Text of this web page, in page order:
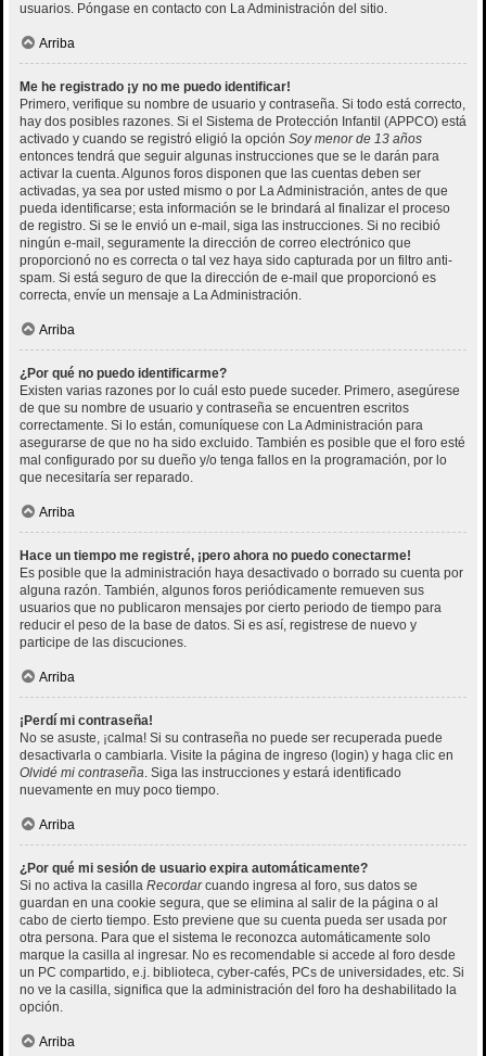
usuarios. Póngase en contacto con La Administración del sitio.
Arriba
Me he registrado ¡y no me puedo identificar!
Primero, verifique su nombre de usuario y contraseña. Si todo está correcto,
hay dos posibles razones. Si el Sistema de Protección Infantil (APPCO) está
activado y cuando se registró eligió la opción Soy menor de 13 años
entonces tendrá que seguir algunas instrucciones que se le darán para
activar la cuenta. Algunos foros disponen que las cuentas deben ser
activadas, ya sea por usted mismo o por La Administración, antes de que
pueda identificarse; esta información se le brindará al finalizar el proceso
de registro. Si se le envió un e-mail, siga las instrucciones. Si no recibió
ningún e-mail, seguramente la dirección de correo electrónico que
proporcionó no es correcta o tal vez haya sido capturada por un filtro anti-
spam. Si está seguro de que la dirección de e-mail que proporcionó es
correcta, envíe un mensaje a La Administración.
Arriba
¿Por qué no puedo identificarme?
Existen varias razones por lo cuál esto puede suceder. Primero, asegúrese
de que su nombre de usuario y contraseña se encuentren escritos
correctamente. Si lo están, comuníquese con La Administración para
asegurarse de que no ha sido excluido. También es posible que el foro esté
mal configurado por su dueño y/o tenga fallos en la programación, por lo
que necesitaría ser reparado.
Arriba
Hace un tiempo me registré, ¡pero ahora no puedo conectarme!
Es posible que la administración haya desactivado o borrado su cuenta por
alguna razón. También, algunos foros periódicamente remueven sus
usuarios que no publicaron mensajes por cierto periodo de tiempo para
reducir el peso de la base de datos. Si es así, registrese de nuevo y
participe de las discuciones.
Arriba
¡Perdí mi contraseña!
No se asuste, ¡calma! Si su contraseña no puede ser recuperada puede
desactivarla o cambiarla. Visite la página de ingreso (login) y haga clic en
Olvidé mi contraseña. Siga las instrucciones y estará identificado
nuevamente en muy poco tiempo.
Arriba
¿Por qué mi sesión de usuario expira automáticamente?
Si no activa la casilla Recordarcuando ingresa al foro, sus datos se
guardan en una cookie segura, que se elimina al salir de la página o al
cabo de cierto tiempo. Esto previene que su cuenta pueda ser usada por
otra persona. Para que el sistema le reconozca automáticamente solo
marque la casilla al ingresar. No es recomendable si accede al foro desde
un PC compartido, e.j. biblioteca, cyber-cafés, PCs de universidades, etc. Si
no ve la casilla, significa que la administración del foro ha deshabilitado la
opción.
Arriba